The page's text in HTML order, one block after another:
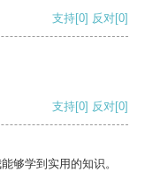
支持[0] 反对[0]
支持[0] 反对[0]
够学到实用的知识。